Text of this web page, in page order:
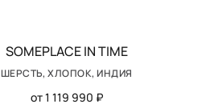
SOMEPLACE IN TIME
ШЕРСТЬ, ХЛОПОК, ИНДИЯ
от 1 119 990 ₽